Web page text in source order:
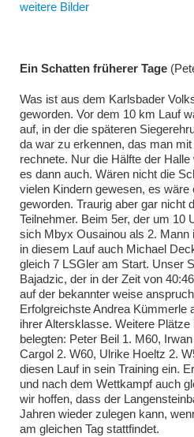
weitere Bilder
Ein Schatten früherer Tage
Was ist aus dem Karlsbader
geworden. Vor dem 10 km Lauf
auf, in der die späteren
da war zu erkennen, das man
rechnete. Nur die Hälfte der
es dann auch. Wären nicht die
vielen Kindern gewesen, es wäre
geworden. Traurig aber gar nicht
Teilnehmer. Beim 5er, der um 10
sich Mbyx Ousainou als 2. Mann
in diesem Lauf auch Michael
gleich 7 LSGler am Start. Unser
Bajadzic, der in der Zeit von
auf der bekannter weise
Erfolgreichste Andrea Kümmerle
ihrer Altersklasse. Weitere
belegten: Peter Beil 1. M60,
Cargol 2. W60, Ulrike Hoeltz 2.
diesen Lauf in sein Training ein.
und nach dem Wettkampf auch
wir hoffen, dass der
Jahren wieder zulegen kann,
am gleichen Tag stattfindet.